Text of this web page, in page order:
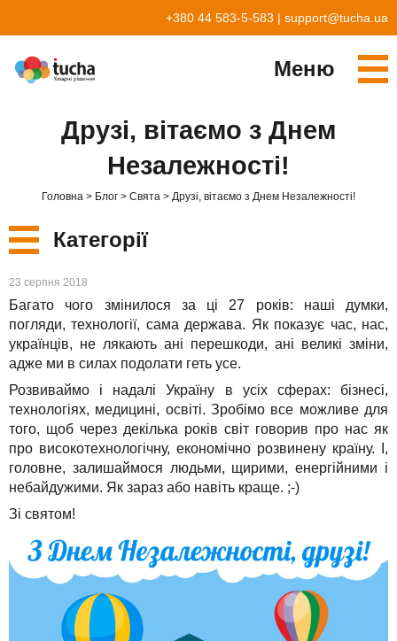
+380 44 583-5-583 | support@tucha.ua
Меню
TuchaHost
TuchaMetal
TuchaHosting
TuchaSync
Хостинг CRM
Хостинг сайтів-конструкторів
Віддалений офіс
Реселінг хостингу
Про нас
Компанія
Контакти
Друзі, вітаємо з Днем
Незалежності!
Головна Блог Свята Друзі, вітаємо з Днем Незалежності!
Категорії
Нові
Сервіси
Рішення
Для бізнесу
Техпідтримка
Інструкції
Авторська колонка
23 серпня 2018
Багато чого змінилося за ці 27 років: наші думки,
погляди, технології, сама держава. Як показує час, нас,
українців, не лякають ані перешкоди, ані великі зміни,
адже ми в силах подолати геть усе.
Розвиваймо і надалі Україну в усіх сферах: бізнесі,
технологіях, медицині, освіті. Зробімо все можливе для
того, щоб через декілька років світ говорив про нас як
про високотехнологічну, економічно розвинену країну. І,
головне, залишаймося людьми, щирими, енергійними і
небайдужими. Як зараз або навіть краще. ;-)
Зі святом!